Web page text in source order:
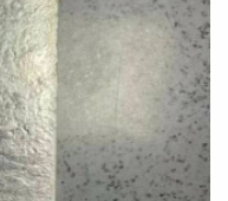
家屬難以接受。楊生父
惡法，法官是加害者的
刑，即使明知他們再犯
到發抖，並發表18條聲
個判決二個不同結果！
的法官判12、11年！
誰有公平正義！少事法